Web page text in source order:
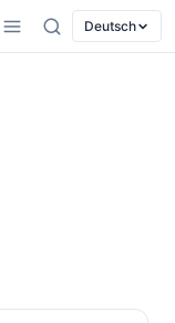
Deutsch